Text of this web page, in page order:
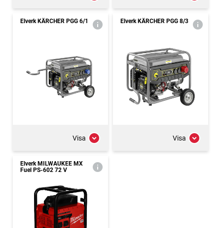
Elverk KÄRCHER PGG 6/1
Visa
Elverk KÄRCHER PGG 8/3
Visa
Elverk MILWAUKEE MX
Fuel PS-602 72 V